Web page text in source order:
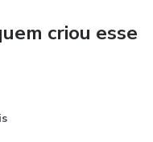
criou esse